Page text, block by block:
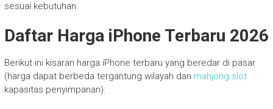
sesuai kebutuhan.
Daftar Harga iPhone Terbaru 2026
Berikut ini kisaran harga iPhone terbaru yang beredar di pasar
(harga dapat berbeda tergantung wilayah dan mahjong slot
kapasitas penyimpanan):